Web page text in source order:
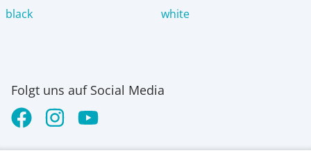
black white
Folgt uns auf Social Media